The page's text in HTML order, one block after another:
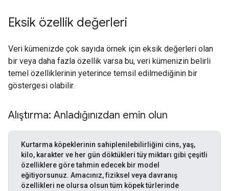
Eksik özellik değerleri
Veri kümenizde çok sayıda örnek için eksik değerleri olan
bir veya daha fazla özellik varsa bu, veri kümenizin belirli
temel özelliklerinin yeterince temsil edilmediğinin bir
göstergesi olabilir.
Alıştırma: Anladığınızdan emin olun
Kurtarma köpeklerinin sahiplenilebilirliğini cins, yaş,
kilo, karakter ve her gün döktükleri tüy miktarı gibi çeşitli
özelliklere göre tahmin edecek bir model
eğitiyorsunuz. Amacınız, fiziksel veya davranış
özellikleri ne olursa olsun tüm köpek türlerinde